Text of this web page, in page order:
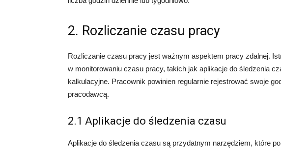
2. Rozliczanie czasu pracy
Rozliczanie czasu pracy jest ważnym aspektem pracy zdalnej.
w monitorowaniu czasu pracy, takich jak aplikacje do śledzenia
kalkulacyjne. Pracownik powinien regularnie rejestrować swoje
pracodawcą.
2.1 Aplikacje do śledzenia czasu
Aplikacje do śledzenia czasu są przydatnym narzędziem, które